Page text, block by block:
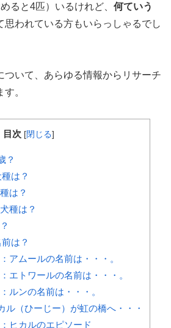
ると4匹）いるけれど、 何ていう
思われている方もいらっしゃるでし
ついて、あらゆる情報からリサーチ
。
目次 [閉じる]
？
は？
は？
種は？
は？
アムールの名前は・・・。
エトワールの名前は・・・。
ルンの名前は・・・。
ル（ひーじー）が虹の橋へ・・・
ヒカルのエピソード